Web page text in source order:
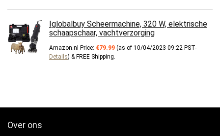
Iglobalbuy Scheermachine, 320 W, elektrische
schaapschaar, vachtverzorging
Amazon.nl Price: €79.99 (as of 10/04/2023 09:22 PST-
Details) & FREE Shipping.
Over ons